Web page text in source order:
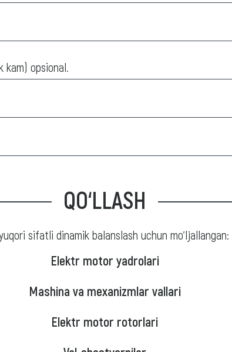
opsional.
QO‘LLASH
sifatli dinamik balanslash uchun mo'ljallangan:
Elektr motor yadrolari
Mashina va mexanizmlar vallari
Elektr motor rotorlari